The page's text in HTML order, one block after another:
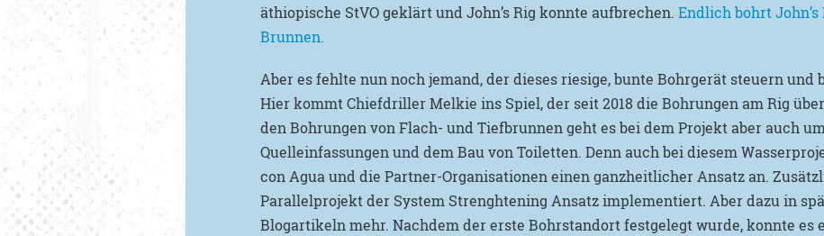
äthiopische StVO geklärt und John’s Rig konnte aufbrechen. Endlich bohrt
Brunnen.
Aber es fehlte nun noch jemand, der dieses riesige, bunte Bohrgerät steuern und
Hier kommt Chiefdriller Melkie ins Spiel, der seit 2018 die Bohrungen am Rig
den Bohrungen von Flach- und Tiefbrunnen geht es bei dem Projekt aber auch
Quelleinfassungen und dem Bau von Toiletten. Denn auch bei diesem
con Agua und die Partner-Organisationen einen ganzheitlicher Ansatz an.
Parallelprojekt der System Strenghtening Ansatz implementiert. Aber dazu in
Blogartikeln mehr. Nachdem der erste Bohrstandort festgelegt wurde, konnte es